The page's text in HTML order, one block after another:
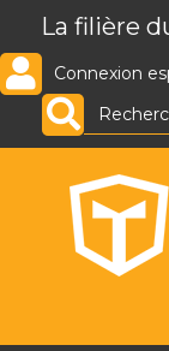
La filière
Connexion